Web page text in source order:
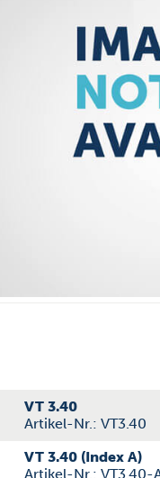
VT 3.40
Artikel-Nr.: VT3.40
VT 3.40 (Index A)
Artikel-Nr.: VT3.40-